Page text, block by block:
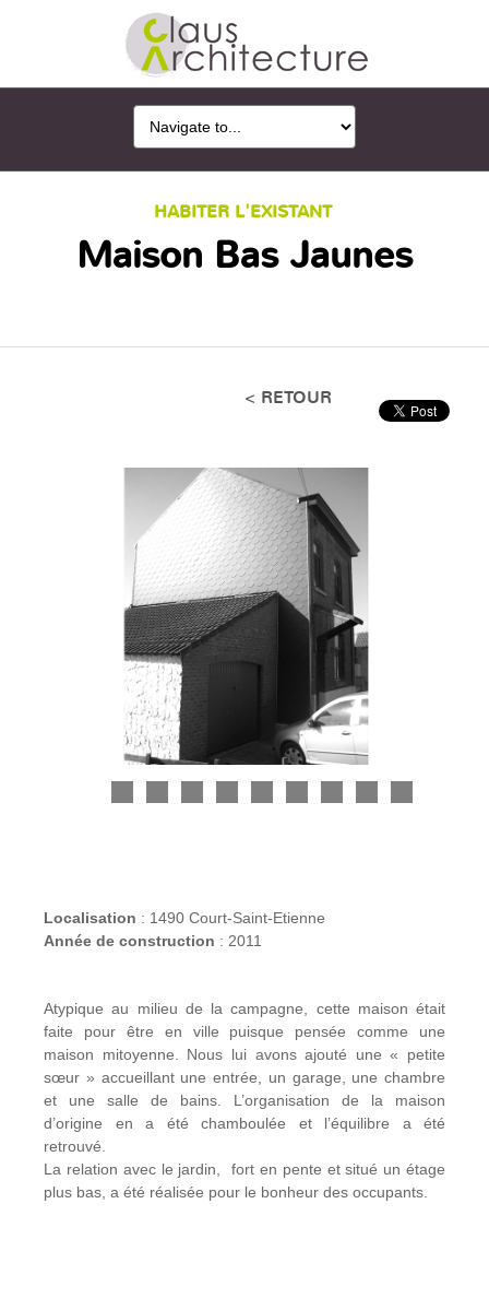
HABITER L'EXISTANT
Maison Bas Jaunes
< RETOUR
Localisation : 1490 Court-Saint-Etienne
Année de construction : 2011
Atypique au milieu de la campagne, cette maison était
faite pour être en ville puisque pensée comme une
maison mitoyenne. Nous lui avons ajouté une « petite
sœur » accueillant une entrée, un garage, une chambre
et une salle de bains. L’organisation de la maison
d’origine en a été chamboulée et l’équilibre a été
retrouvé.
La relation avec le jardin, fort en pente et situé un étage
plus bas, a été réalisée pour le bonheur des occupants.